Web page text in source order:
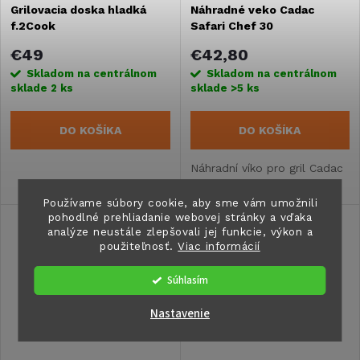
Používame súbory cookie, aby sme vám umožnili
pohodlné prehliadanie webovej stránky a vďaka
analýze neustále zlepšovali jej funkcie, výkon a
použiteľnosť.Viac informácií
Súhlasím
Nastavenie
e
p
r
o
d
o
p
r
o
d
Grilovacia doska hladká
f.2Cook
€49
Skladom na centrálnom
sklade 2 ks
DO KOŠÍKA
Náhradné veko Cadac
Safari Chef 30
€42,80
Skladom na centrálnom
sklade >5 ks
DO KOŠÍKA
Náhradní víko pro gril Cadac